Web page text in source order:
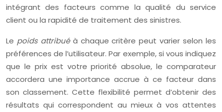
intégrant des facteurs comme la qualité du service
client ou la rapidité de traitement des sinistres.
Le poids attribué à chaque critère peut varier selon les
préférences de l’utilisateur. Par exemple, si vous indiquez
que le prix est votre priorité absolue, le comparateur
accordera une importance accrue à ce facteur dans
son classement. Cette flexibilité permet d’obtenir des
résultats qui correspondent au mieux à vos attentes